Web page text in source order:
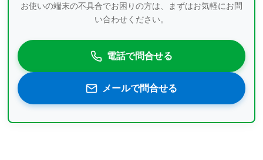
お使いの端末の不具合でお困りの方は、まずはお気軽にお問
い合わせください。
電話で問合せる
メールで問合せる